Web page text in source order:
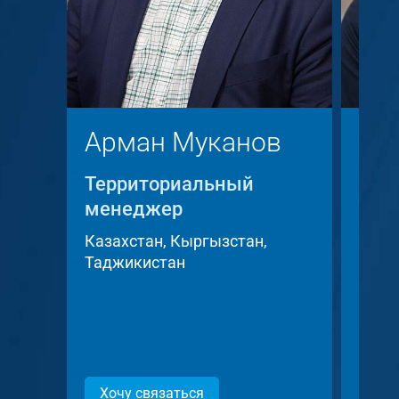
Арман Муканов
Территориальный
менеджер
Казахстан, Кыргызстан,
Таджикистан
Хочу связаться